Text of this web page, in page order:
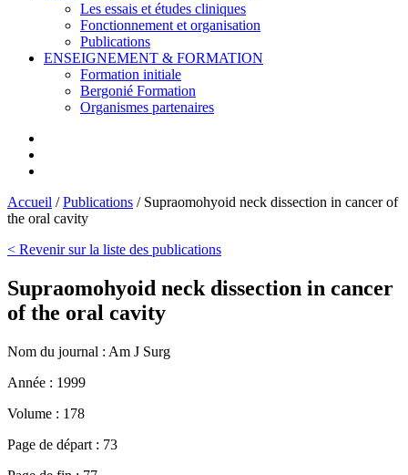
Les essais et études cliniques
Fonctionnement et organisation
Publications
ENSEIGNEMENT & FORMATION
Formation initiale
Bergonié Formation
Organismes partenaires
Accueil /Publications / Supraomohyoid neck dissection in cancer of
the oral cavity
< Revenir sur la liste des publications
Supraomohyoid neck dissection in cancer
of the oral cavity
Nom du journal : Am J Surg
Année : 1999
Volume : 178
Page de départ : 73